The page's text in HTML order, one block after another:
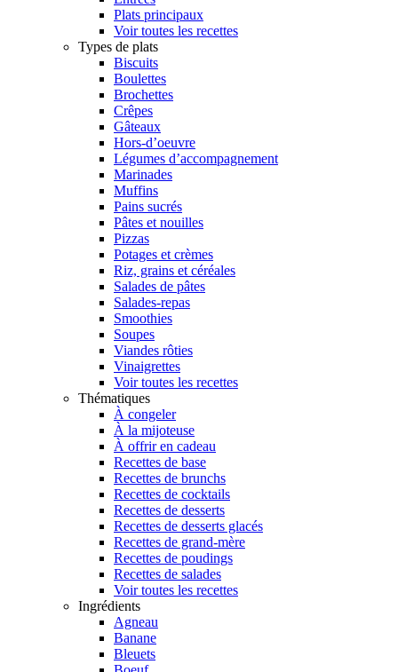
Plats principaux
Voir toutes les recettes
Types de plats
Biscuits
Boulettes
Brochettes
Crêpes
Gâteaux
Hors-d’oeuvre
Légumes d’accompagnement
Marinades
Muffins
Pains sucrés
Pâtes et nouilles
Pizzas
Potages et crèmes
Riz, grains et céréales
Salades de pâtes
Salades-repas
Smoothies
Soupes
Viandes rôties
Vinaigrettes
Voir toutes les recettes
Thématiques
À congeler
À la mijoteuse
À offrir en cadeau
Recettes de base
Recettes de brunchs
Recettes de cocktails
Recettes de desserts
Recettes de desserts glacés
Recettes de grand-mère
Recettes de poudings
Recettes de salades
Voir toutes les recettes
Ingrédients
Agneau
Banane
Bleuets